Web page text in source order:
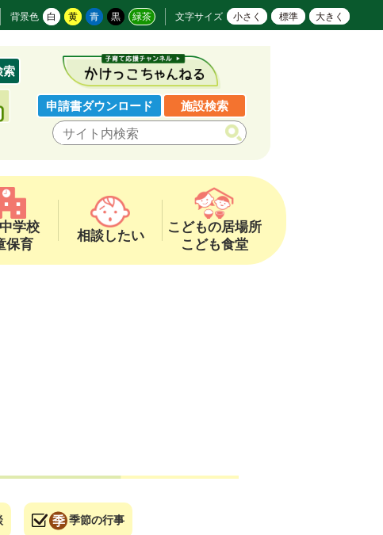
背景色 白 黄 青 黒 緑茶 文字サイズ 小さく 標準 大きく
索
申請書ダウンロード 施設検索
学校
保育
相談したい
こどもの居場所
こども食堂
季節の行事